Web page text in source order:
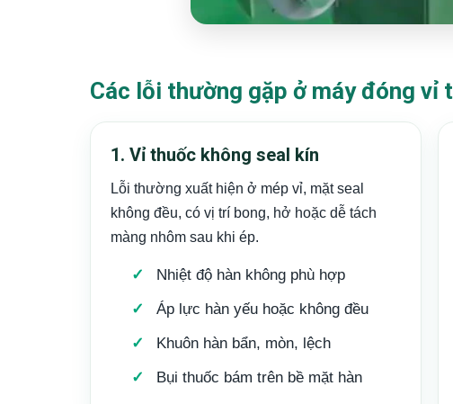
Các lỗi thường gặp ở máy đóng vỉ
1. Vỉ thuốc không seal kín
Lỗi thường xuất hiện ở mép vỉ, mặt seal
không đều, có vị trí bong, hở hoặc dễ tách
màng nhôm sau khi ép.
Nhiệt độ hàn không phù hợp
Áp lực hàn yếu hoặc không đều
Khuôn hàn bẩn, mòn, lệch
Bụi thuốc bám trên bề mặt hàn